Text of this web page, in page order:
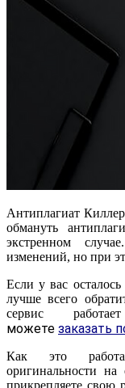
Антиплагиат
обмануть
экстренном
изменений, но при
Если у вас
лучше всего
сервис
можете заказать
Как это
оригинальности на